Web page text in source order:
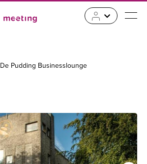
De Pudding Businesslounge